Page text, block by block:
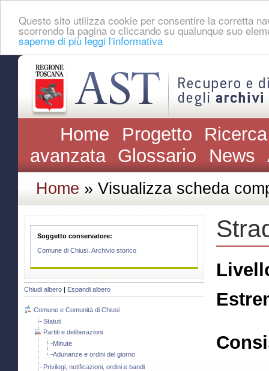
Questo sito utilizza cookie per consentire la corretta
scorrendo la pagina o cliccando su qualunque suo
saperne di più leggi l'informativa
Home Progetto
avanzata Glossario News
Home » Visualizza scheda
Soggetto conservatore:
Comune di Chiusi. Archivio storico
Chiudi albero Espandi albero
Comune e Comunità di Chiusi
Statuti
Partiti e deliberazioni
Minute
Adunanze e ordini del giorno
Privilegi, notificazioni, ordini e bandi